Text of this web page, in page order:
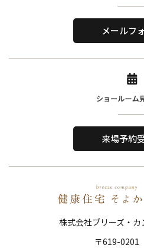
株式会社ブリーズ
〒619-
京都府木津川市山城
私
選ばれる理由
住
よ
メールフ
来場予約
株式会社ブリーズ・カ
〒619-0201